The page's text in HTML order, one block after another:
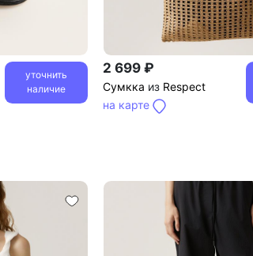
уточнить
наличие
2 699 ₽
Сумкка из Respect
на карте